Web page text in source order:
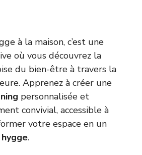
à la maison, c’est une
où vous découvrez la
du bien-être à travers la
Apprenez à créer une
personnalisée et
convivial, accessible à
votre espace en un
hygge.